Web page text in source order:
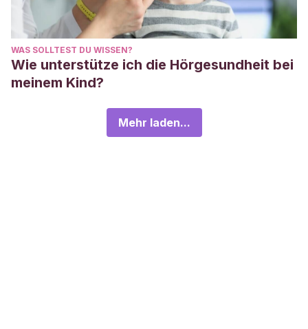
WAS SOLLTEST DU WISSEN?
Wie unterstütze ich die Hörgesundheit bei
meinem Kind?
Mehr laden...